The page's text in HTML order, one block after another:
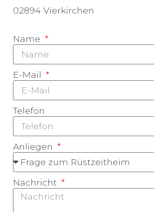
02894 Vierkirchen
Name
E-Mail
Telefon
Anliegen
Nachricht